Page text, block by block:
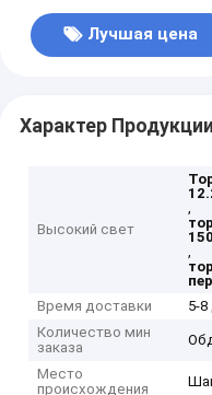
Лучшая цена
Характер Продукции
Высокий свет
,
,
Время доставки
5-
Количество мин
заказа
Место
происхождения